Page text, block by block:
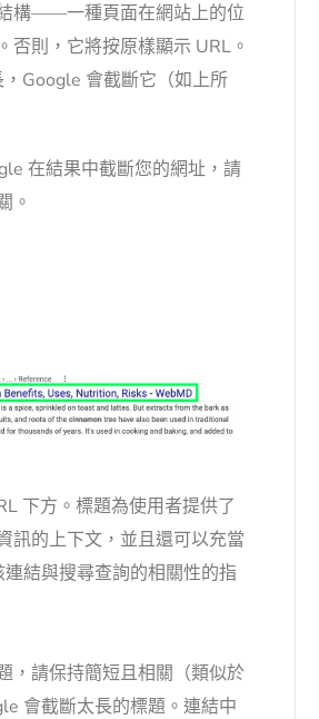
構——一種頁面在網站上的位
否則，它將按原樣顯示 URL。
Google 會截斷它（如上所
在結果中截斷您的網址，請
。
下方。標題為使用者提供了
訊的上下文，並且還可以充當
結與搜尋查詢的相關性的指
，請保持簡短且相關（類似於
會截斷太長的標題。連結中